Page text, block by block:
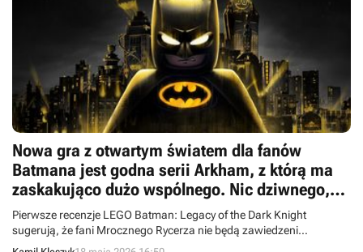
Nowa gra z otwartym światem dla fanów
Batmana jest godna serii Arkham, z którą ma
zaskakująco dużo wspólnego. Nic dziwnego,
bo Rocksteady maczało w niej palce
Pierwsze recenzje LEGO Batman: Legacy of the Dark Knight
sugerują, że fani Mrocznego Rycerza nie będą zawiedzeni
najnowszym dziełem studia Traveller’s Tales.